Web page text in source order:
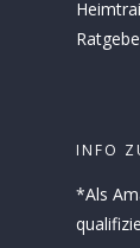
INFO
*Als